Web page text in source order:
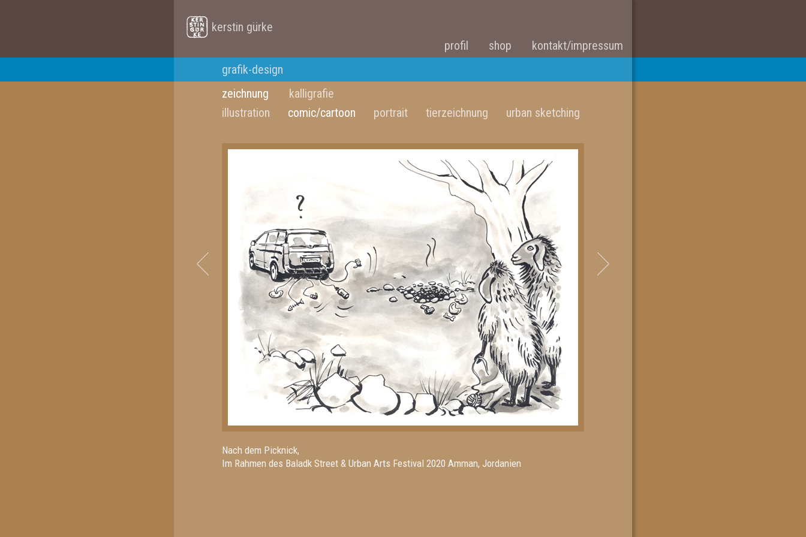
kerstin gürke
grafik-design
zeichnung
illustration
comic/cartoon portrait tierzeichnung urban sketching
kalligrafie
profil shop kontakt/impressum
Nach dem Picknick,
Im Rahmen des Baladk Street & Urban Arts Festival 2020 Amman, Jordanien